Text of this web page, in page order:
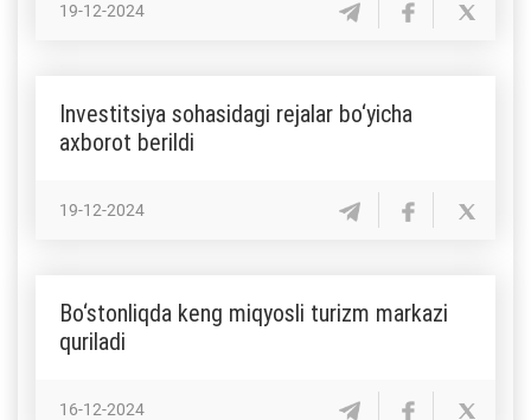
19-12-2024
Investitsiya sohasidagi rejalar bo‘yicha
axborot berildi
19-12-2024
Bo‘stonliqda keng miqyosli turizm markazi
quriladi
16-12-2024